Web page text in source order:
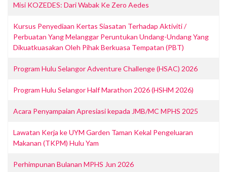
Misi KOZEDES: Dari Wabak Ke Zero Aedes
Kursus Penyediaan Kertas Siasatan Terhadap Aktiviti /
Perbuatan Yang Melanggar Peruntukan Undang-Undang Yang
Dikuatkuasakan Oleh Pihak Berkuasa Tempatan (PBT)
Program Hulu Selangor Adventure Challenge (HSAC) 2026
Program Hulu Selangor Half Marathon 2026 (HSHM 2026)
Acara Penyampaian Apresiasi kepada JMB/MC MPHS 2025
Lawatan Kerja ke UYM Garden Taman Kekal Pengeluaran
Makanan (TKPM) Hulu Yam
Perhimpunan Bulanan MPHS Jun 2026